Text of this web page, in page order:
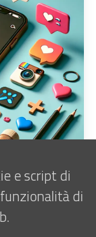
e script di
di